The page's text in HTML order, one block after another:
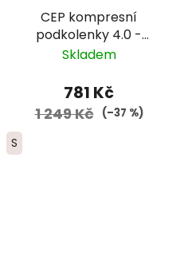
CEP kompresní
podkolenky 4.0 -
dámské - oceánská
Skladem
781 Kč
1 249 Kč (–37 %)
S